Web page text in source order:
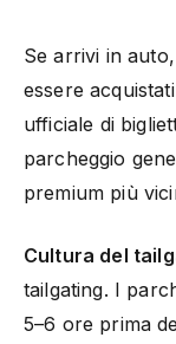
Se arrivi in
essere
ufficiale di
parcheggio
premium più
Cultura del
tailgating. I
5–6 ore prima